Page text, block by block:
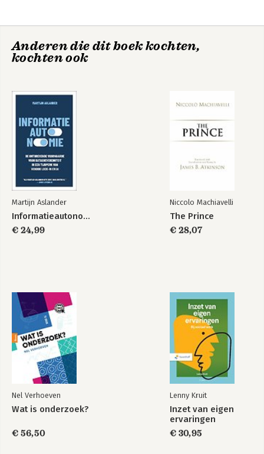
Anderen die dit boek kochten,
kochten ook
Martijn Aslander
Informatieautonomie
€ 24,99
Niccolo Machiavelli
The Prince
€ 28,07
Nel Verhoeven
Wat is onderzoek?
€ 56,50
Lenny Kruit
Inzet van eigen
ervaringen
€ 30,95